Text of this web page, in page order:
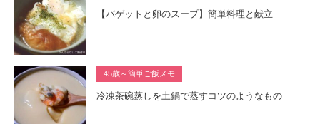
【バゲットと卵のスープ】簡単料理と献立
45歳～簡単ご飯メモ
冷凍茶碗蒸しを土鍋で蒸すコツのようなもの